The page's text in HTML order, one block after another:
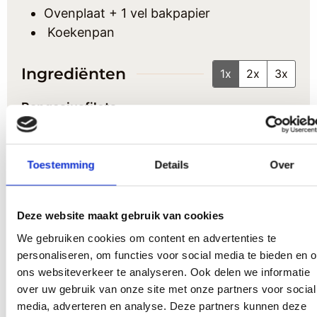
Toestemming Details Over
Deze website maakt gebruik van cookies
We gebruiken cookies om content en advertenties te
personaliseren, om functies voor social media te bieden en
ons websiteverkeer te analyseren. Ook delen we informatie
over uw gebruik van onze site met onze partners voor social
media, adverteren en analyse. Deze partners kunnen deze
Ovenplaat + 1 vel bakpapier
Koekenpan
Ingrediënten 1x 2x 3x
Pangasiusfilets
Olijfolie en/of boter
Gemalen mosterdzaad en gemalen
Peper & Grof zout
Groenteschotel uit de oven
aubergine